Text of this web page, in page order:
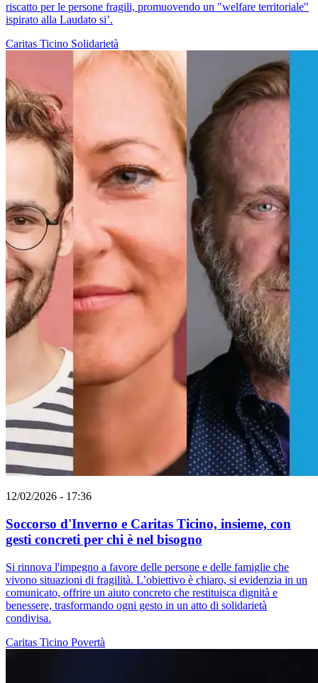
riscatto per le persone fragili, promuovendo un "welfare territoriale"
ispirato alla Laudato si’.
Caritas Ticino Solidarietà
12/02/2026 - 17:36
Soccorso d'Inverno e Caritas Ticino, insieme, con
gesti concreti per chi è nel bisogno
Si rinnova l'impegno a favore delle persone e delle famiglie che
vivono situazioni di fragilità. L’obiettivo è chiaro, si evidenzia in un
comunicato, offrire un aiuto concreto che restituisca dignità e
benessere, trasformando ogni gesto in un atto di solidarietà
condivisa.
Caritas Ticino Povertà